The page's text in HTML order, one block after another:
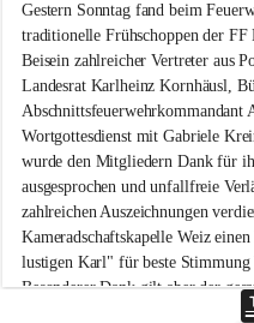
o
h
e
n
k
o
g
l
-
M
i
t
t
e
Gestern Sonntag fand beim
traditionelle Frühschoppen der
Beisein zahlreicher Vertreter aus
Landesrat Karlheinz Kornhäusl,
Abschnittsfeuerwehrkommandant
Wortgottesdienst mit Gabriele
wurde den Mitgliedern Dank für
ausgesprochen und unfallfreie
zahlreichen Auszeichnungen
Kameradschaftskapelle Weiz
lustigen Karl" für beste Stimmung
Besonderer Dank gilt aber der
Frühschoppen trotz